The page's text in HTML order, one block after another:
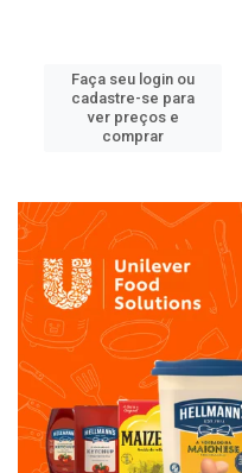
Faça seu login ou
cadastre-se para
ver preços e
comprar